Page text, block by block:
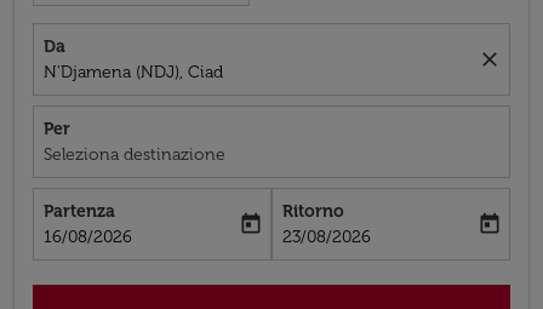
Da
N'Djamena (NDJ), Ciad
close
Per
Seleziona destinazione
Partenza
fc-booking-departure-date-aria-label
16/08/2026
today
Ritorno
fc-booking-return-date-aria-label
23/08/2026
today